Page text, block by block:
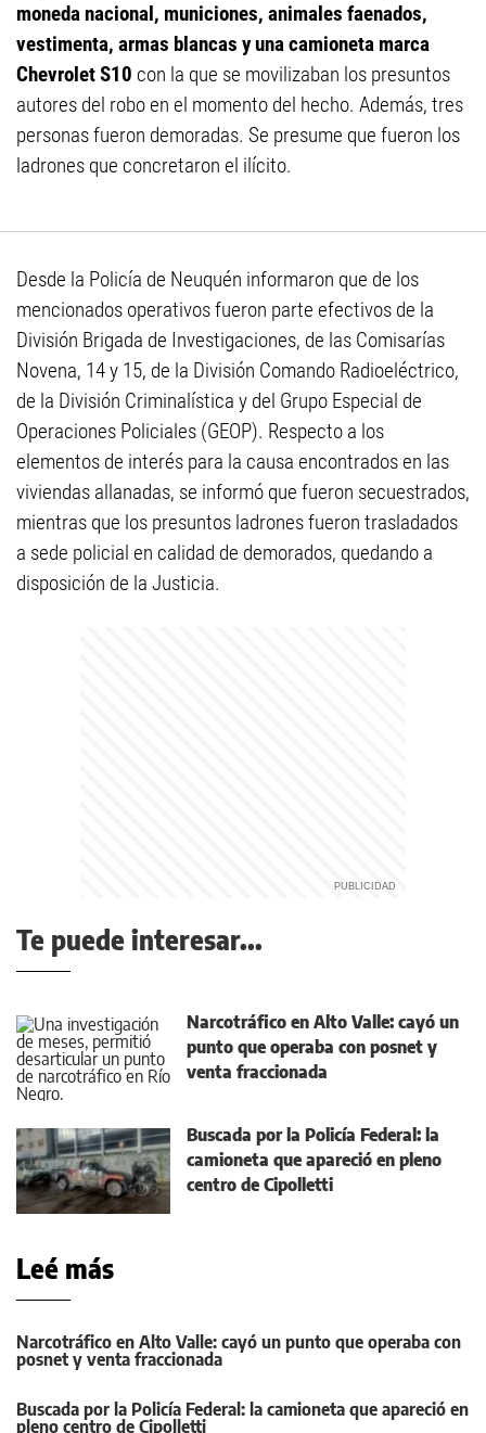
moneda nacional, municiones, animales faenados,
vestimenta, armas blancas y una camioneta marca
Chevrolet S10 con la que se movilizaban los presuntos
autores del robo en el momento del hecho. Además, tres
personas fueron demoradas. Se presume que fueron los
ladrones que concretaron el ilícito.
Desde la Policía de Neuquén informaron que de los
mencionados operativos fueron parte efectivos de la
División Brigada de Investigaciones, de las Comisarías
Novena, 14 y 15, de la División Comando Radioeléctrico,
de la División Criminalística y del Grupo Especial de
Operaciones Policiales (GEOP). Respecto a los
elementos de interés para la causa encontrados en las
viviendas allanadas, se informó que fueron secuestrados,
mientras que los presuntos ladrones fueron trasladados
a sede policial en calidad de demorados, quedando a
disposición de la Justicia.
Te puede interesar...
Narcotráfico en Alto Valle: cayó un
punto que operaba con posnet y
venta fraccionada
Buscada por la Policía Federal: la
camioneta que apareció en pleno
centro de Cipolletti
Leé más
Narcotráfico en Alto Valle: cayó un punto que operaba con
posnet y venta fraccionada
Buscada por la Policía Federal: la camioneta que apareció en
pleno centro de Cipolletti